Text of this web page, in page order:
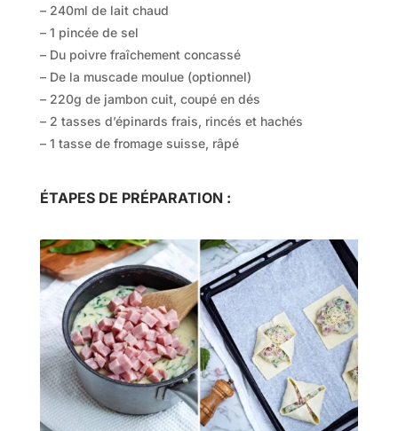
– 240ml de lait chaud
– 1 pincée de sel
– Du poivre fraîchement concassé
– De la muscade moulue (optionnel)
– 220g de jambon cuit, coupé en dés
– 2 tasses d’épinards frais, rincés et hachés
– 1 tasse de fromage suisse, râpé
ÉTAPES DE PRÉPARATION :